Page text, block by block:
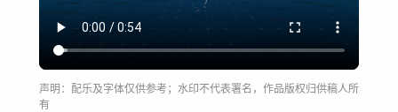
声明：配乐及字体仅供参考；水印不代表署名，作品版权归供稿人所
有